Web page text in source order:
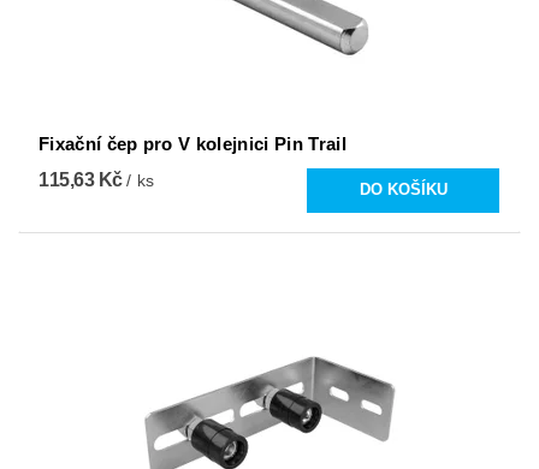
Fixační čep pro V kolejnici Pin Trail
115,63 Kč/ ks